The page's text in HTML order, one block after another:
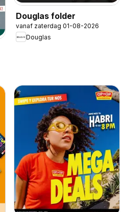
Douglas folder
vanaf zaterdag 01-08-2026
Douglas